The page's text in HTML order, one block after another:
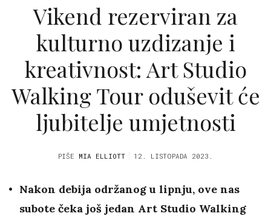
Vikend rezerviran za
kulturno uzdizanje i
kreativnost: Art Studio
Walking Tour oduševit će
ljubitelje umjetnosti
PIŠE MIA ELLIOTT 12. LISTOPADA 2023.
Nakon debija održanog u lipnju, ove nas
subote čeka još jedan Art Studio Walking